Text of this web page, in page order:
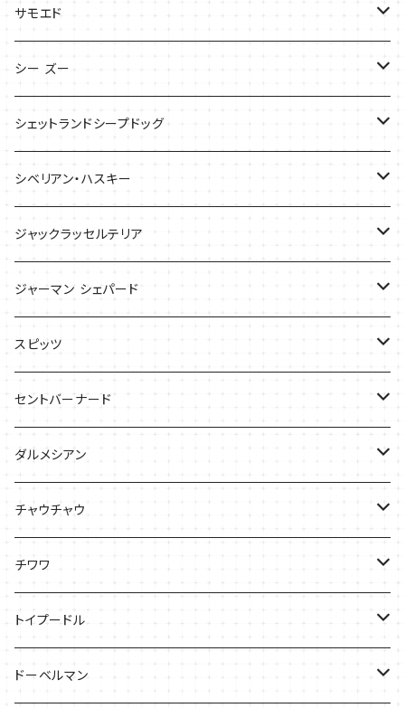
サンダル
バッグ
ケース
Tシャツ
Tシャツ
バッグ
ケース
サモエド
Tシャツ
バッグ
シー ズー
Tシャツ
バッグ
ケース
シェットランドシープドッグ
バッグ
ケース
Tシャツ
シベリアン・ハスキー
Tシャツ
バッグ
ジャックラッセルテリア
バッグ
ケース
Tシャツ
ジャーマン シェパード
Ｔシャツ
バッグ
スピッツ
ケース
セントバーナード
Tシャツ
バッグ
ダルメシアン
Tシャツ
ケース
チャウチャウ
Tシャツ
バッグ
ケース
チワワ
Tシャツ
キャップ
トイプードル
Tシャツ
ドーベルマン